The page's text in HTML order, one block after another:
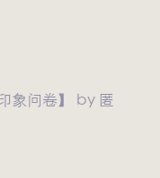
象问卷】 by 匿